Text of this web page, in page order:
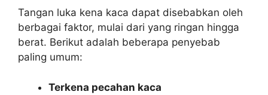
Tangan luka kena kaca dapat disebabkan oleh
berbagai faktor, mulai dari yang ringan hingga
berat. Berikut adalah beberapa penyebab
paling umum:
Terkena pecahan kaca